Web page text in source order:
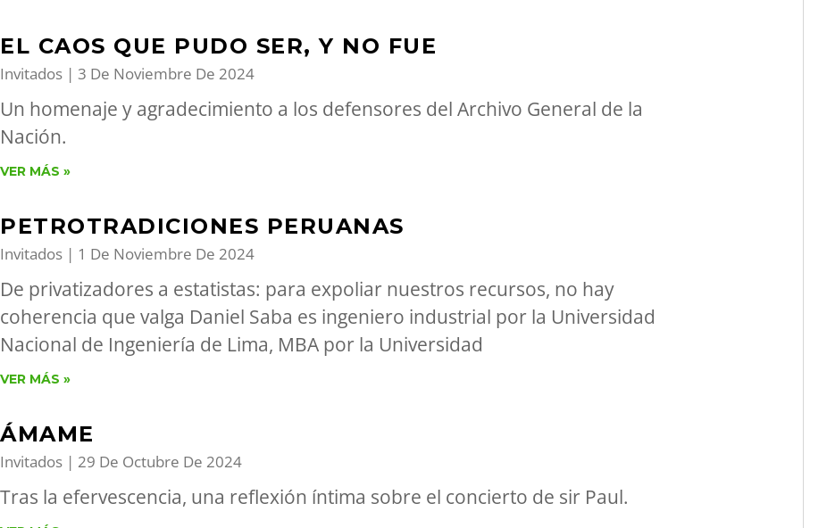
EL CAOS QUE PUDO SER, Y NO FUE
Invitados 3 De Noviembre De 2024
Un homenaje y agradecimiento a los defensores del Archivo General de la
Nación.
VER MÁS »
PETROTRADICIONES PERUANAS
Invitados 1 De Noviembre De 2024
De privatizadores a estatistas: para expoliar nuestros recursos, no hay
coherencia que valga Daniel Saba es ingeniero industrial por la Universidad
Nacional de Ingeniería de Lima, MBA por la Universidad
VER MÁS »
ÁMAME
Invitados 29 De Octubre De 2024
Tras la efervescencia, una reflexión íntima sobre el concierto de sir Paul.